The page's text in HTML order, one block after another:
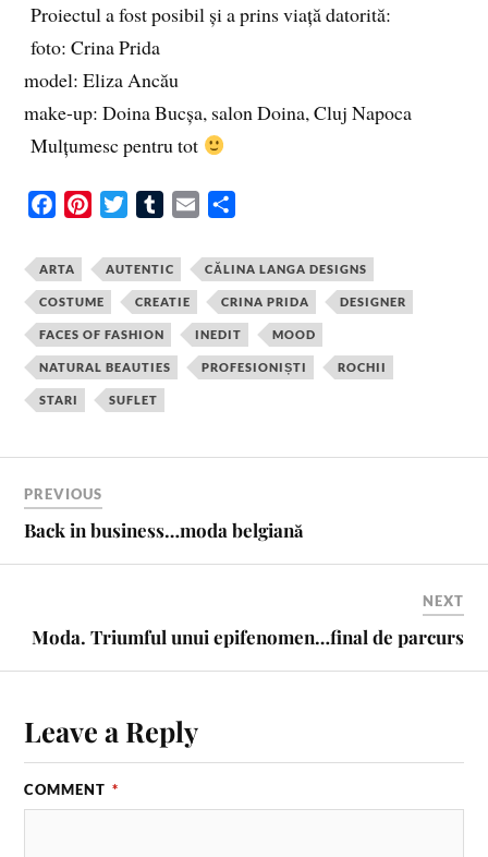
Proiectul a fost posibil și a prins viață datorită:
foto: Crina Prida
model: Eliza Ancău
make-up: Doina Bucșa, salon Doina, Cluj Napoca
Mulțumesc pentru tot
c
e
b
o
o
k
n
t
e
r
e
s
i
t
t
e
r
m
b
l
a
i
a
r
e
ARTA AUTENTIC CĂLINA LANGA DESIGNS
COSTUME CREATIE CRINA PRIDA DESIGNER
FACES OF FASHION INEDIT MOOD
NATURAL BEAUTIES PROFESIONIȘTI ROCHII
STARI SUFLET
PREVIOUS
Back in business…moda belgiană
NEXT
Moda. Triumful unui epifenomen…final de parcurs
Leave a Reply
COMMENT *